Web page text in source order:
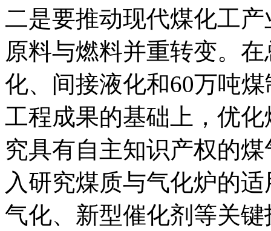
二是要推动现代煤化工
原料与燃料并重转变。
化、间接液化和60万吨
工程成果的基础上，优
究具有自主知识产权的
入研究煤质与气化炉的
气化、新型催化剂等关